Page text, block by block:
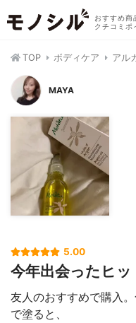
おすすめ商
クチコミポ
TOP ボディケア アル
MAYA
5.00
今年出会ったヒッ
友人のおすすめで購入
で塗ると、